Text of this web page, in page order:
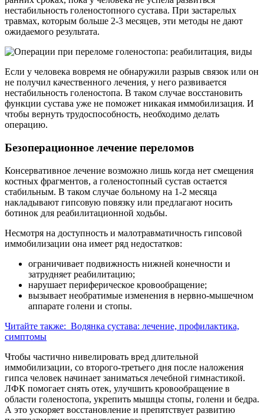
нестабильность голеностопного сустава. При застарелых
травмах, которым больше 2-3 месяцев, эти методы не дают
ожидаемого результата.
Если у человека вовремя не обнаружили разрыв связок или он
не получил качественного лечения, у него развивается
нестабильность голеностопа. В таком случае восстановить
функции сустава уже не поможет никакая иммобилизация. И
чтобы вернуть трудоспособность, необходимо делать
операцию.
Безоперационное лечение переломов
Консервативное лечение возможно лишь когда нет смещения
костных фрагментов, а голеностопный сустав остается
стабильным. В таком случае больному на 1-2 месяца
накладывают гипсовую повязку или предлагают носить
ботинок для реабилитационной ходьбы.
Несмотря на доступность и малотравматичность гипсовой
иммобилизации она имеет ряд недостатков:
ограничивает подвижность нижней конечности и
затрудняет реабилитацию;
нарушает периферическое кровообращение;
вызывает необратимые изменения в нервно-мышечном
аппарате голени и стопы.
Читайте также: Водянка сустава: лечение, профилактика,
симптомы
Чтобы частично нивелировать вред длительной
иммобилизации, со второго-третьего дня после наложения
гипса человек начинает заниматься лечебной гимнастикой.
ЛФК помогает снять отек, улучшить кровообращение в
области голеностопа, укрепить мышцы стопы, голени и бедра.
А это ускоряет восстановление и препятствует развитию